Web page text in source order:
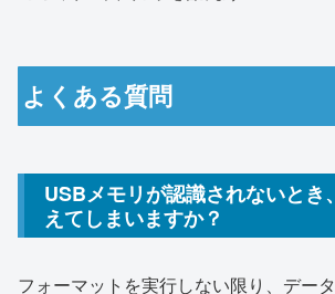
よくある質問
USBメモリが認識されないとき
えてしまいますか？
フォーマットを実行しない限り、デー